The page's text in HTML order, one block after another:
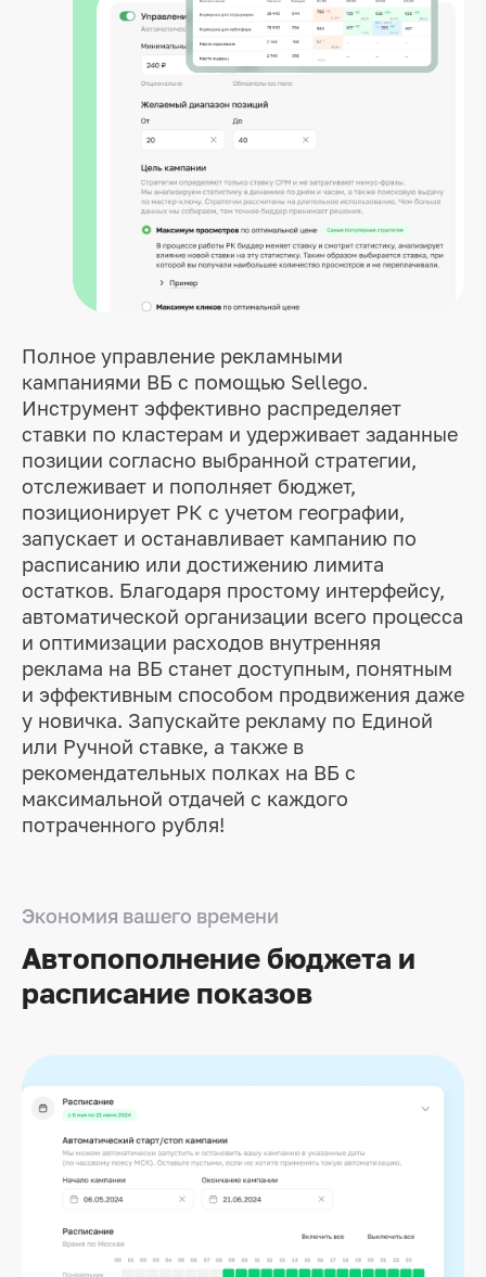
Полное управление рекламными
кампаниями ВБ с помощью Sellego.
Инструмент эффективно распределяет
ставки по кластерам и удерживает заданные
позиции согласно выбранной стратегии,
отслеживает и пополняет бюджет,
позиционирует РК с учетом географии,
запускает и останавливает кампанию по
расписанию или достижению лимита
остатков. Благодаря простому интерфейсу,
автоматической организации всего процесса
и оптимизации расходов внутренняя
реклама на ВБ станет доступным, понятным
и эффективным способом продвижения даже
у новичка. Запускайте рекламу по Единой
или Ручной ставке, а также в
рекомендательных полках на ВБ с
максимальной отдачей с каждого
потраченного рубля!
Экономия вашего времени
Автопополнение бюджета и
расписание показов